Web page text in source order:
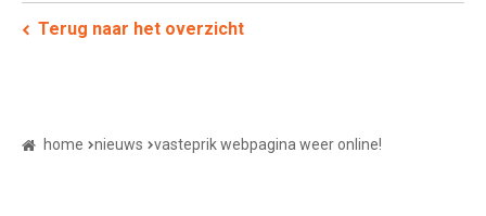
Terug naar het overzicht
home nieuws vasteprik webpagina weer online!